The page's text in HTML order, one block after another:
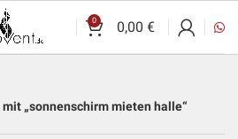
0 0,00 €
„sonnenschirm mieten halle“